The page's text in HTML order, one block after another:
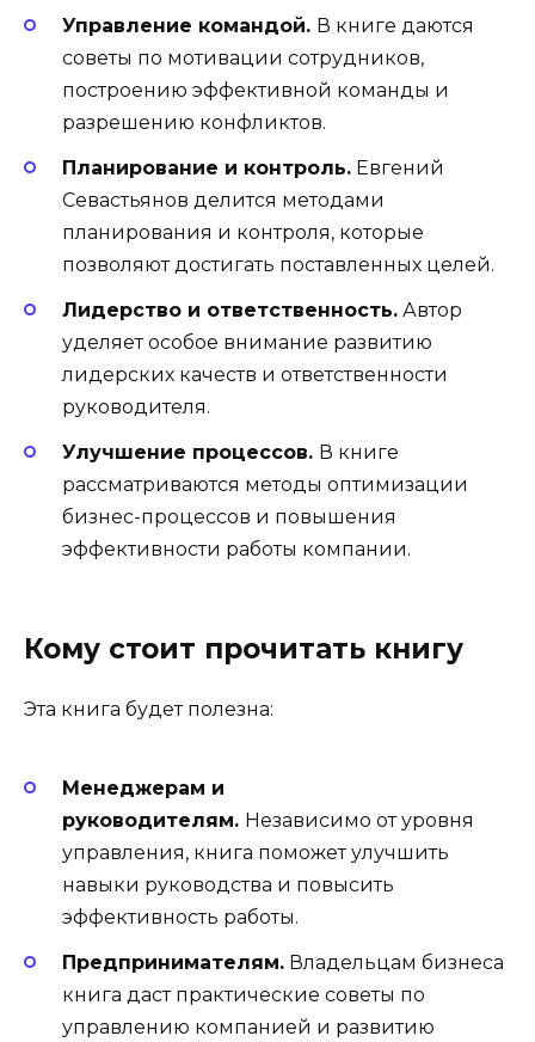
Управление командой. В книге даются
советы по мотивации сотрудников,
построению эффективной команды и
разрешению конфликтов.
Планирование и контроль. Евгений
Севастьянов делится методами
планирования и контроля, которые
позволяют достигать поставленных целей.
Лидерство и ответственность. Автор
уделяет особое внимание развитию
лидерских качеств и ответственности
руководителя.
Улучшение процессов. В книге
рассматриваются методы оптимизации
бизнес-процессов и повышения
эффективности работы компании.
Кому стоит прочитать книгу
Эта книга будет полезна:
Менеджерам и
руководителям. Независимо от уровня
управления, книга поможет улучшить
навыки руководства и повысить
эффективность работы.
Предпринимателям. Владельцам бизнеса
книга даст практические советы по
управлению компанией и развитию